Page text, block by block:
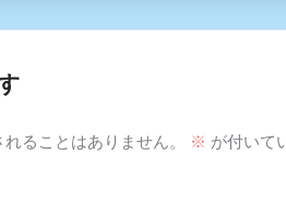
ることはありません。 ※ が付いて